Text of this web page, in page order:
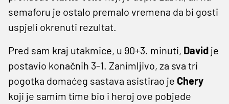
semaforu je ostalo premalo vremena da bi gosti
uspjeli okrenuti rezultat.
Pred sam kraj utakmice, u 90+3. minuti, David je
postavio konačnih 3-1. Zanimljivo, za sva tri
pogotka domaćeg sastava asistirao je Chery
koji je samim time bio i heroj ove pobjede